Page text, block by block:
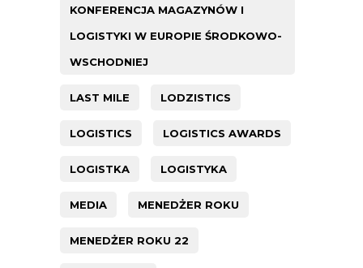
KONFERENCJA MAGAZYNÓW I
LOGISTYKI W EUROPIE ŚRODKOWO-
WSCHODNIEJ
LAST MILE LODZISTICS
LOGISTICS LOGISTICS AWARDS
LOGISTKA LOGISTYKA
MEDIA MENEDŻER ROKU
MENEDŻER ROKU 22